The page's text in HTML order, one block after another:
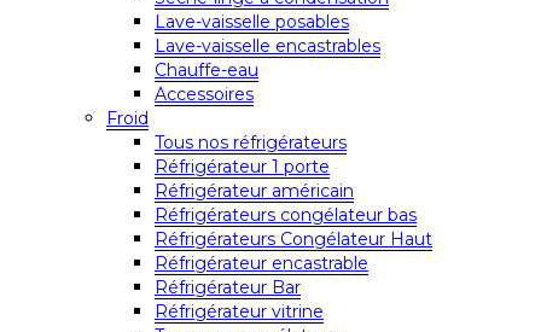
Lave-vaisselle posables
Lave-vaisselle encastrables
Chauffe-eau
Accessoires
Froid
Tous nos réfrigérateurs
Réfrigérateur 1 porte
Réfrigérateur américain
Réfrigérateurs congélateur bas
Réfrigérateurs Congélateur Haut
Réfrigérateur encastrable
Réfrigérateur Bar
Réfrigérateur vitrine